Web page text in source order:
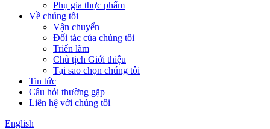
Phụ gia thực phẩm
Về chúng tôi
Vận chuyển
Đối tác của chúng tôi
Triển lãm
Chủ tịch Giới thiệu
Tại sao chọn chúng tôi
Tin tức
Câu hỏi thường gặp
Liên hệ với chúng tôi
English